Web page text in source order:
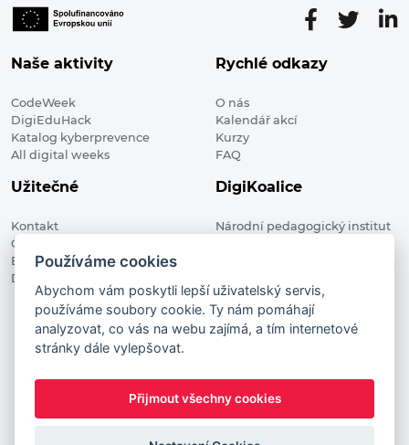
Naše aktivity
CodeWeek
DigiEduHack
Katalog kyberprevence
All digital weeks
Rychlé odkazy
O nás
Kalendář akcí
Kurzy
FAQ
Užitečné
Kontakt
Členské organizace
Blog
Digitalizace ve vzdělávání
DigiKoalice
Národní pedagogický institut
DigiKoalice 2021. All rights reserved
Vstup do administrace
This project has received funding from the European
Commission Innovation and Networks Executive Agency (now
Používáme cookies
Abychom vám poskytli lepší uživatelský servis,
používáme soubory cookie. Ty nám pomáhají
analyzovat, co vás na webu zajímá, a tím internetové
stránky dále vylepšovat.
Přijmout všechny cookies